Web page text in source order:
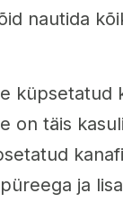
nautida
küpsetatud
on täis
ja